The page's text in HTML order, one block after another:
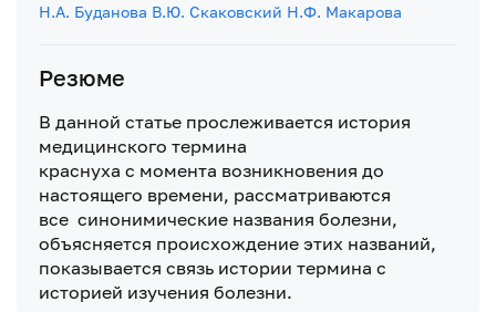
Н.А. Буданова В.Ю. Скаковский Н.Ф. Макарова
Резюме
В данной статье прослеживается история
медицинского термина
краснуха с момента возникновения до
настоящего времени, рассматриваются
все синонимические названия болезни,
объясняется происхождение этих названий,
показывается связь истории термина с
историей изучения болезни.